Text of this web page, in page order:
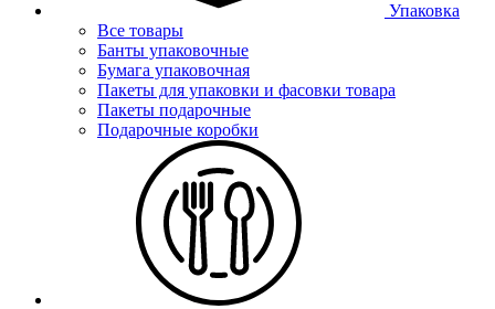
Упаковка
Все товары
Банты упаковочные
Бумага упаковочная
Пакеты для упаковки и фасовки товара
Пакеты подарочные
Подарочные коробки